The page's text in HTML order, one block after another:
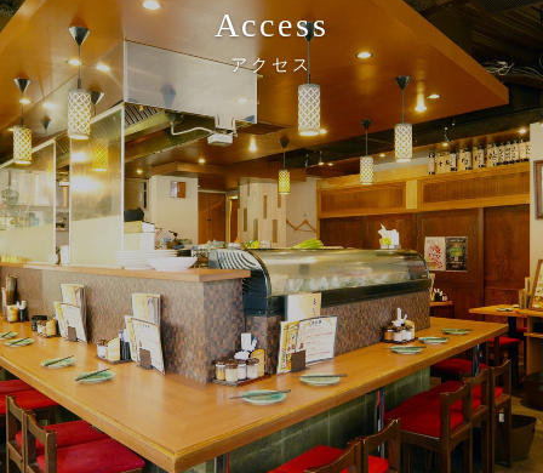
Access
アクセス